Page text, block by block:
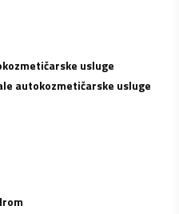
usluge
autokozmetičarske usluge